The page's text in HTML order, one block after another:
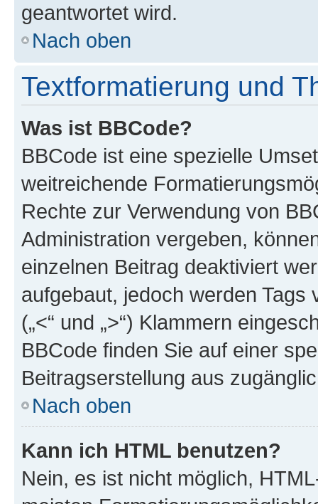
geantwortet wird.
Nach oben
Textformatierung und
Was ist BBCode?
BBCode ist eine spezielle
weitreichende
Rechte zur Verwendung von
Administration vergeben,
einzelnen Beitrag deaktiviert
aufgebaut, jedoch werden Tags
(„<“ und „>“) Klammern
BBCode finden Sie auf einer
Beitragserstellung aus
Nach oben
Kann ich HTML benutzen?
Nein, es ist nicht möglich,